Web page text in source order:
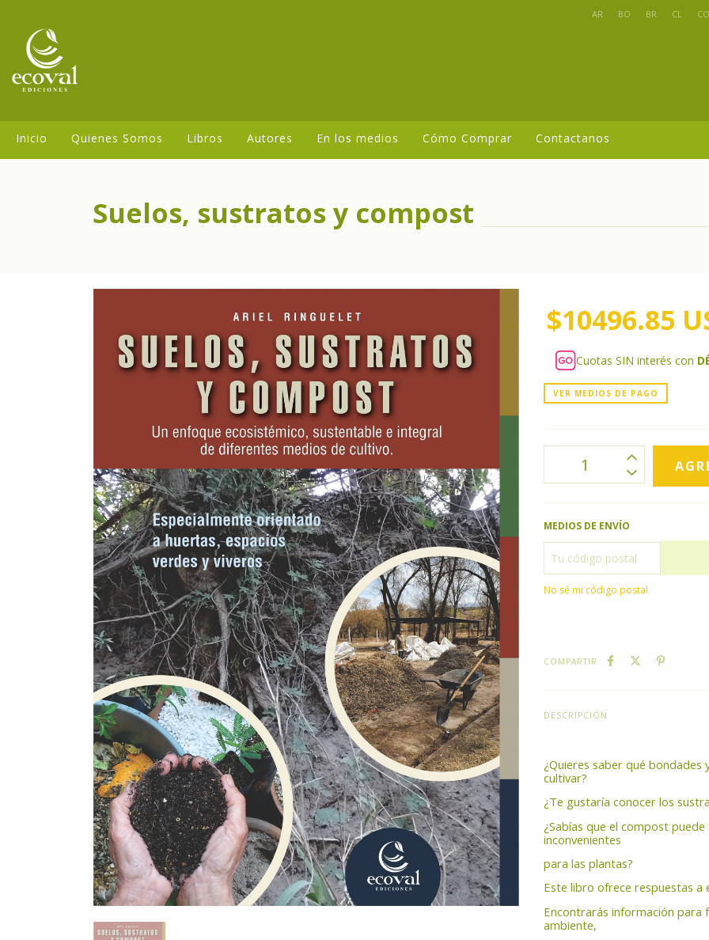
AR BO BR CL CO
Inicio Quienes Somos Libros Autores En los medios Cómo Comprar Contactanos
Suelos, sustratos y compost
$10496.85
Cuotas SIN interés con
VER MEDIOS DE PAGO
MEDIOS DE ENVÍO
No sé mi código postal
COMPARTIR
DESCRIPCIÓN
¿Quieres saber qué bondades
cultivar?
¿Te gustaría conocer los
¿Sabías que el compost
inconvenientes
para las plantas?
Este libro ofrece respuestas a
Encontrarás información para
ambiente,